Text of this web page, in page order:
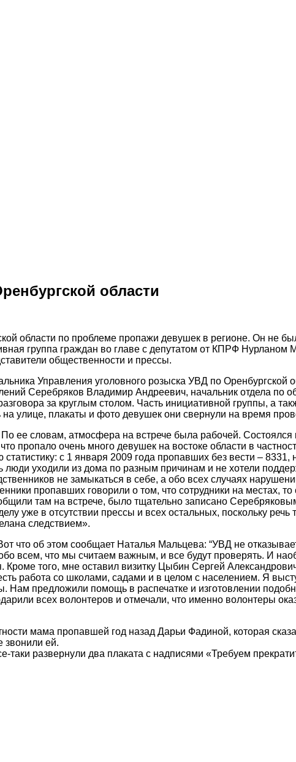
области
области по проблеме пропажи девушек в регионе. Он не
группа граждан во главе с депутатом от КПРФ
общественности и прессы.
Управления уголовного розыска УВД по Оренбургской
Серебряков Владимир Андреевич, начальник отдела по
за круглым столом. Часть инициативной группы, а
на улице, плакаты и фото девушек они свернули на время
ее словам, атмосфера на встрече была рабочей. Состоялся
пропало очень много девушек на востоке области в
с 1 января 2009 года пропавших без вести – 8331,
уходили из дома по разным причинам и не хотели
не замыкаться в себе, а обо всех случаях
пропавших говорили о том, что сотрудники на местах,
там на встрече, было тщательно записано
уже в отсутствии прессы и всех остальных, поскольку
следствием».
что об этом сообщает Наталья Мальцева: “УВД не
всем, что мы считаем важным, и все будут проверять. И
того, мне оставил визитку Цыбин Сергей
работа со школами, садами и в целом с населением. Я
предложили помощь в распечатке и изготовлении
всех волонтеров и отмечали, что именно волонтеры
мама пропавшей год назад Дарьи Фадиной, которая
звонили ей.
таки развернули два плаката с надписями «Требуем